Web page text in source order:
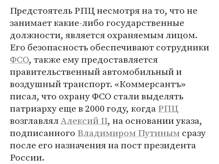
Предстоятель РПЦ несмотря на то, что не
занимает какие-либо государственные
должности, является охраняемым лицом.
Его безопасность обеспечивают сотрудники
ФСО, также ему предоставляется
правительственный автомобильный и
воздушный транспорт. «Коммерсантъ»
писал, что охрану ФСО стали выделять
патриарху еще в 2000 году, когдаРПЦ
возглавлялАлексий II, на основании указа,
подписанного Владимиром Путинымсразу
после его назначения на пост президента
России.